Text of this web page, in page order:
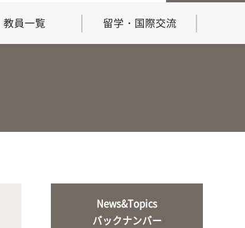
における３つの方針と専
教育研究関連施設
人と動物との共生を目指し、動物の
教員一覧 留学・国際交流
News&Topics
バックナンバー